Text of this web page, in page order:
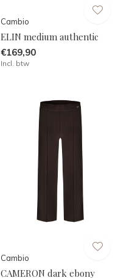
Cambio
ELIN medium authentic
€169,90
Incl. btw
Cambio
CAMERON dark ebony